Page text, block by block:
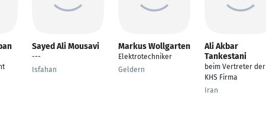
Sayed Ali Mousavi
---
Isfahan
Markus Wollgarten
Elektrotechniker
Geldern
Ali Akbar
Tankestani
beim Vertreter der
KHS Firma
Iran